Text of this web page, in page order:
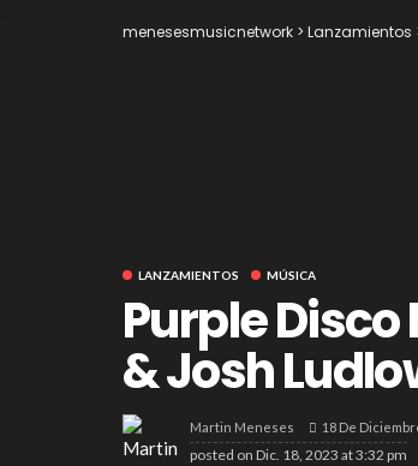
menesesmusicnetwork > Lanzamientos
LANZAMIENTOS MÚSICA
Purple
& Josh
Martin Meneses 18 De
posted on Dic. 18, 2023 at 3:32 pm